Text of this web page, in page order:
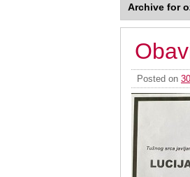
Archive for
Posted on